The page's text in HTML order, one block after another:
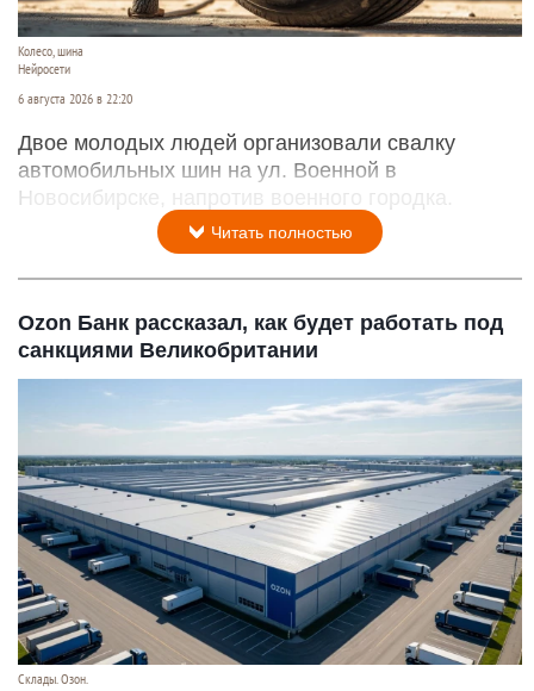
Колесо, шина
Нейросети
6 августа 2026 в 22:20
Двое молодых людей организовали свалку
автомобильных шин на ул. Военной в
Новосибирске, напротив военного городка.
Читать полностью
Ozon Банк рассказал, как будет работать под
санкциями Великобритании
Склады. Озон.